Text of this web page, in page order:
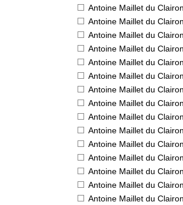
Antoine Maillet du
Antoine Maillet du
Antoine Maillet du
Antoine Maillet du
Antoine Maillet du
Antoine Maillet du
Antoine Maillet du
Antoine Maillet du
Antoine Maillet du
Antoine Maillet du
Antoine Maillet du
Antoine Maillet du
Antoine Maillet du
Antoine Maillet du
Antoine Maillet du